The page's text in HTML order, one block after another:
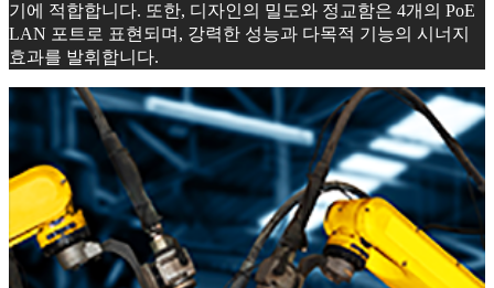
기에 적합합니다. 또한, 디자인의 밀도와 정교함은 4개의 PoE
LAN 포트로 표현되며, 강력한 성능과 다목적 기능의 시너지
효과를 발휘합니다.